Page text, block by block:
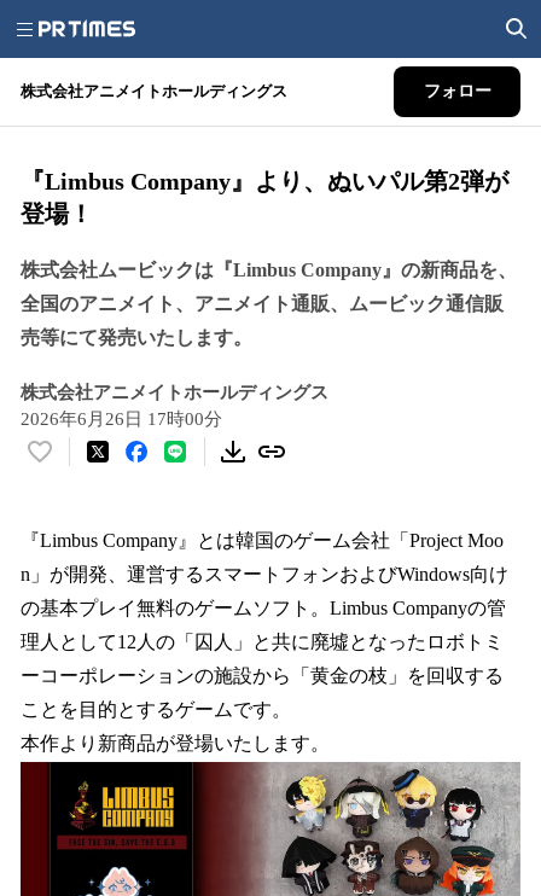
株式会社アニメイトホールディングス フォロー
『Limbus Company』より、ぬいパル第2弾が
登場！
株式会社ムービックは『Limbus Company』の新商品を、
全国のアニメイト、アニメイト通販、ムービック通信販
売等にて発売いたします。
株式会社アニメイトホールディングス
2026年6月26日 17時00分
い
！
数
を
読
み
込
中
で
す
『Limbus Company』とは韓国のゲーム会社「Project Moo
n」が開発、運営するスマートフォンおよびWindows向け
の基本プレイ無料のゲームソフト。Limbus Companyの管
理人として12人の「囚人」と共に廃墟となったロボトミ
ーコーポレーションの施設から「黄金の枝」を回収する
ことを目的とするゲームです。
本作より新商品が登場いたします。